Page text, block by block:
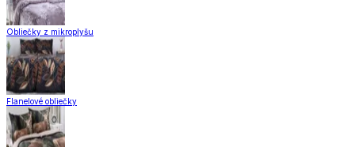
Obliečky z mikroplyšu
Flanelové obliečky